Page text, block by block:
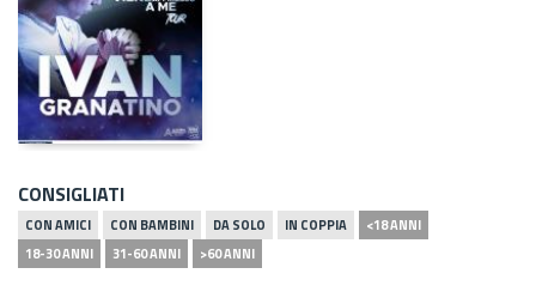
CONSIGLIATI
CON AMICI CON BAMBINI DA SOLO IN COPPIA
<18 ANNI
18-30 ANNI
31-60 ANNI >60 ANNI